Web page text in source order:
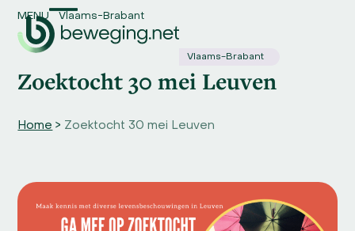
content
Vlaams-Brabant
MENU
Open
menu
Close
menu
Vlaams-Brabant
Zoektocht 30 mei Leuven
Home > Zoektocht 30 mei Leuven